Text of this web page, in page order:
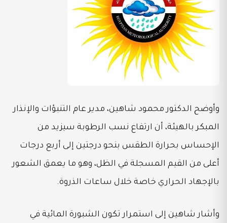
وأوضح الدكتور محمود شاهين، مدير عام التنبؤات والإنذار
المبكر بالهيئة، أن ارتفاع نسب الرطوبة سيزيد من
الإحساس بحرارة الطقس بنحو درجتين إلى أربع درجات
أعلى من القيم المسجلة في الظل، وهو ما يعمق الشعور
بالإجهاد الحراري خاصة خلال ساعات الذروة.
وأشار شاهين إلى استمرار تكون الشبورة المائية في